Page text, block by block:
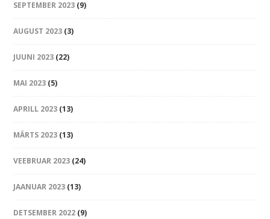
SEPTEMBER 2023 (9)
AUGUST 2023 (3)
JUUNI 2023 (22)
MAI 2023 (5)
APRILL 2023 (13)
MÄRTS 2023 (13)
VEEBRUAR 2023 (24)
JAANUAR 2023 (13)
DETSEMBER 2022 (9)